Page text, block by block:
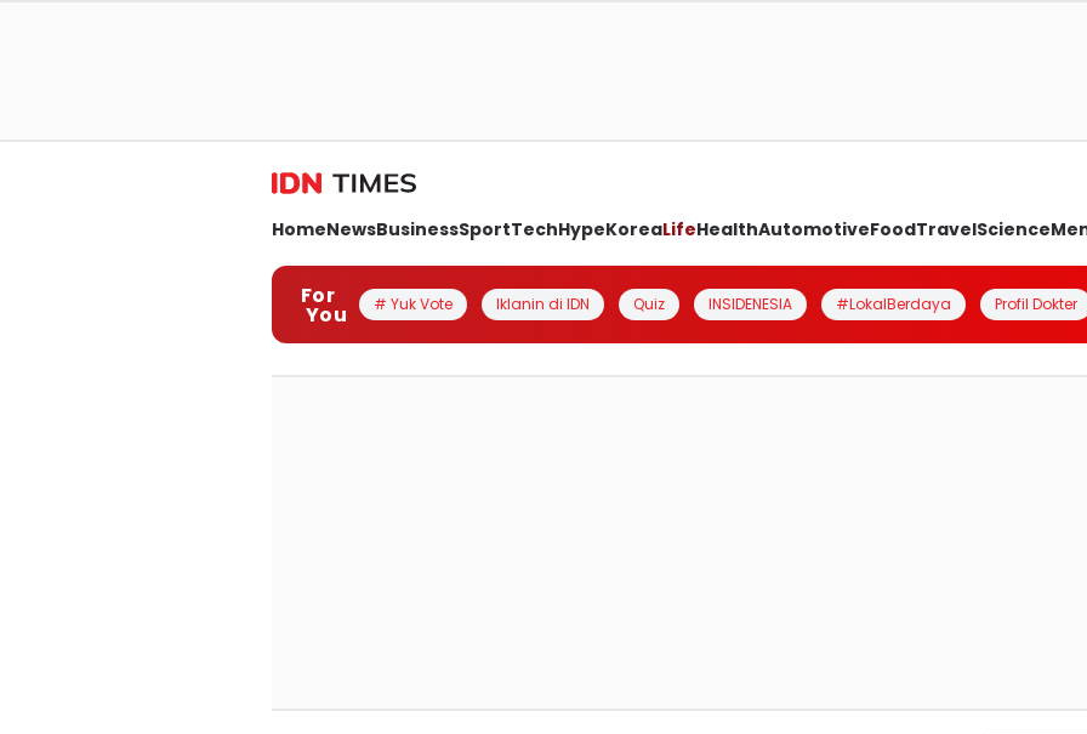
HomeNewsBusinessSportTechHypeKoreaLifeHealthAutomotiveFoodTravelScience
For
You # Yuk Vote Iklanin di IDN Quiz INSIDENESIA #LokalBerdaya Profil Dokter